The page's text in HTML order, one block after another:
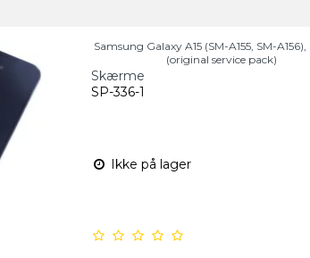
Samsung Galaxy A15 (SM-A155, SM-
(original service pack)
Skærme
SP-336-1
Ikke på lager